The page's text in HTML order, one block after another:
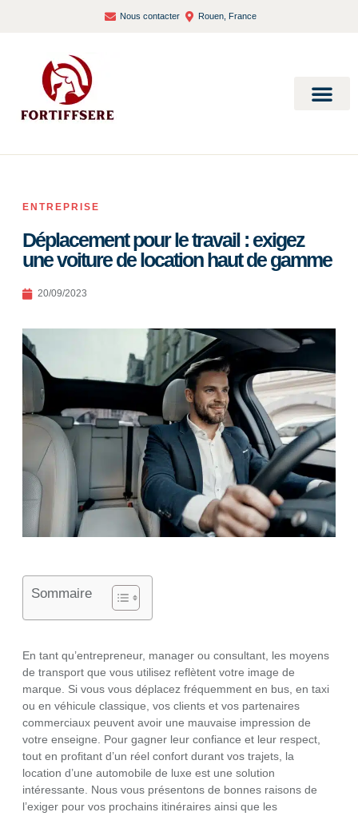
Nous contacter Rouen, France
ENTREPRISE
Déplacement pour le travail : exigez
une voiture de location haut de gamme
20/09/2023
Sommaire
En tant qu’entrepreneur, manager ou consultant, les moyens
de transport que vous utilisez reflètent votre image de
marque. Si vous vous déplacez fréquemment en bus, en taxi
ou en véhicule classique, vos clients et vos partenaires
commerciaux peuvent avoir une mauvaise impression de
votre enseigne. Pour gagner leur confiance et leur respect,
tout en profitant d’un réel confort durant vos trajets, la
location d’une automobile de luxe est une solution
intéressante. Nous vous présentons de bonnes raisons de
l’exiger pour vos prochains itinéraires ainsi que les